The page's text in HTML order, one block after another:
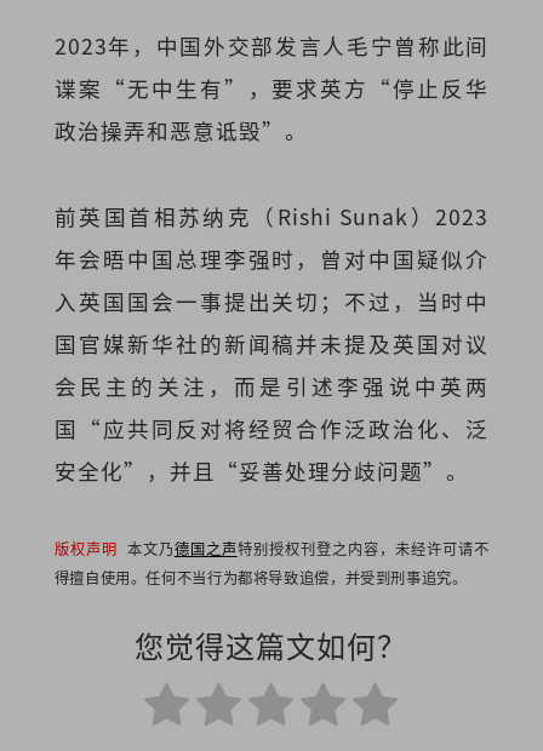
2023年，中国外交部发言人毛宁曾称此间
谍案“无中生有”，要求英方“停止反华
政治操弄和恶意诋毁”。
前英国首相苏纳克（Rishi Sunak）2023
年会晤中国总理李强时，曾对中国疑似介
入英国国会一事提出关切；不过，当时中
国官媒新华社的新闻稿并未提及英国对议
会民主的关注，而是引述李强说中英两
国“应共同反对将经贸合作泛政治化、泛
安全化”，并且“妥善处理分歧问题”。
版权声明 本文乃德国之声特别授权刊登之内容，未经许可请不
得擅自使用。任何不当行为都将导致追偿，并受到刑事追究。
您觉得这篇文如何？